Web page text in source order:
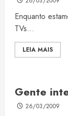
Enquanto
TVs...
LEIA MAIS
Gente
26/03/2009